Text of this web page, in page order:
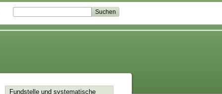
Fundstelle und systematische